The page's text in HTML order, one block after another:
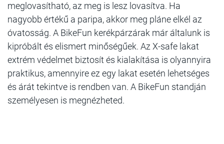
meglovasítható, az meg is lesz lovasítva. Ha
nagyobb értékű a paripa, akkor meg pláne elkél az
óvatosság. A BikeFun kerékpárzárak már általunk is
kipróbált és elismert minőségűek. Az X-safe lakat
extrém védelmet biztosít és kialakítása is olyannyira
praktikus, amennyire ez egy lakat esetén lehetséges
és árát tekintve is rendben van. A BikeFun standján
személyesen is megnézheted.